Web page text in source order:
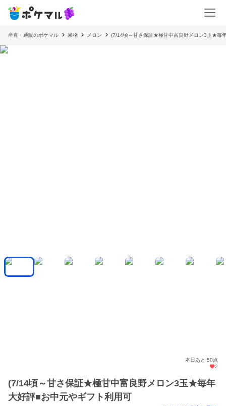
産直・通販のポケマル 果物 メロン (7/14頃～甘さ保証★極甘中富良野メロン3玉★毎
本日あと 50点
2
(7/14頃～甘さ保証★極甘中富良野メロン3玉★毎年
大好評■お中元やギフト利用可